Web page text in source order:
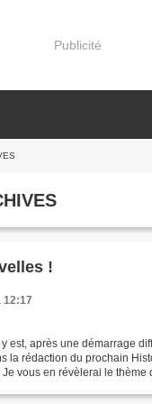
Publicité
!
12:17
est, après une démarrage
la rédaction du prochain
vous en révèlerai le thème